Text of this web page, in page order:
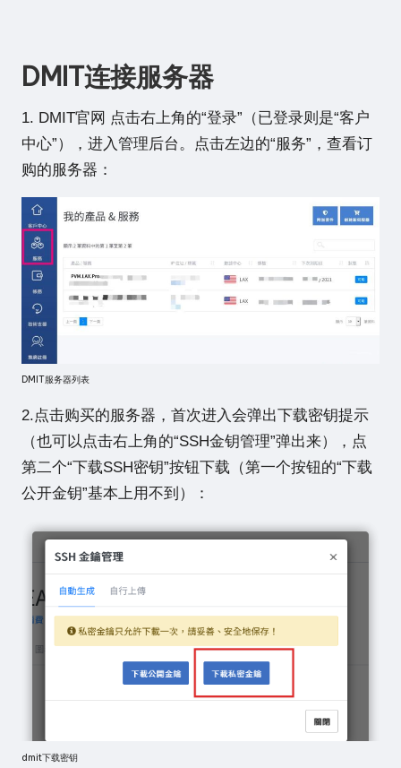
DMIT连接服务器
1. DMIT官网 点击右上角的“登录”（已登录则是“客户
中心”），进入管理后台。点击左边的“服务”，查看订
购的服务器：
DMIT服务器列表
2.点击购买的服务器，首次进入会弹出下载密钥提示
（也可以点击右上角的“SSH金钥管理”弹出来），点
第二个“下载SSH密钥”按钮下载（第一个按钮的“下载
公开金钥”基本上用不到）：
dmit下载密钥